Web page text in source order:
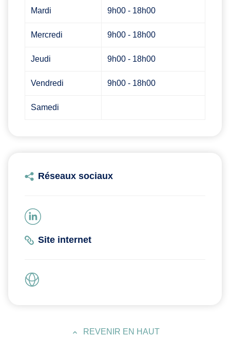
Mardi 9h00 - 18h00
Mercredi 9h00 - 18h00
Jeudi 9h00 - 18h00
Vendredi 9h00 - 18h00
Samedi
Réseaux sociaux
Site internet
REVENIR EN HAUT